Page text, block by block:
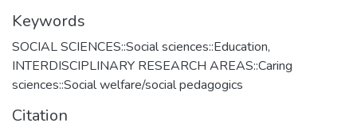
Keywords
SOCIAL SCIENCES::Social sciences::Education,
INTERDISCIPLINARY RESEARCH AREAS::Caring
sciences::Social welfare/social pedagogics
Citation